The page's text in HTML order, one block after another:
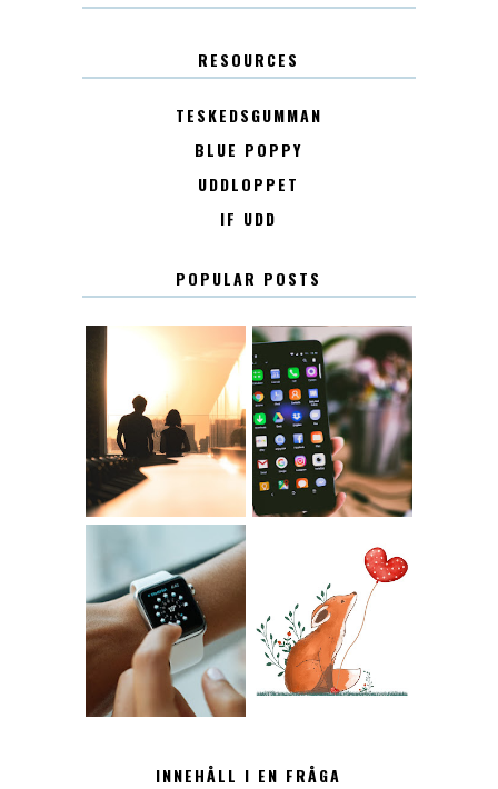
RESOURCES
TESKEDSGUMMAN
BLUE POPPY
UDDLOPPET
IF UDD
POPULAR POSTS
KONTAKT KONTAKTLISTA
12.30 LUGN
INNEHÅLL I EN FRÅGA